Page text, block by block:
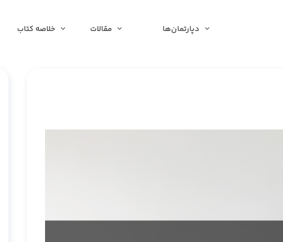
خلاصه کتاب مقالات دپارتمان‌ها